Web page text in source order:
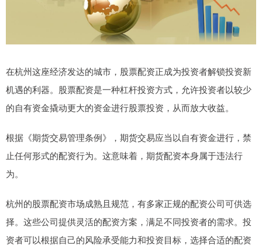
在杭州这座经济发达的城市，股票配资正成为投资者解锁投资新
机遇的利器。股票配资是一种杠杆投资方式，允许投资者以较少
的自有资金撬动更大的资金进行股票投资，从而放大收益。
根据《期货交易管理条例》，期货交易应当以自有资金进行，禁
止任何形式的配资行为。这意味着，期货配资本身属于违法行
为。
杭州的股票配资市场成熟且规范，有多家正规的配资公司可供选
择。这些公司提供灵活的配资方案，满足不同投资者的需求。投
资者可以根据自己的风险承受能力和投资目标，选择合适的配资